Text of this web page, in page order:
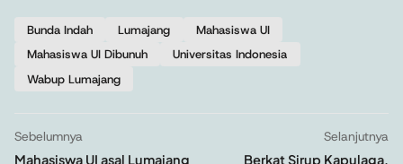
Bunda Indah Lumajang
Mahasiswa UI
Mahasiswa UI Dibunuh
Universitas Indonesia
Wabup Lumajang
Sebelumnya
Mahasiswa UI asal Lumajang
Selanjutnya
Berkat Sirup Kapulaga,